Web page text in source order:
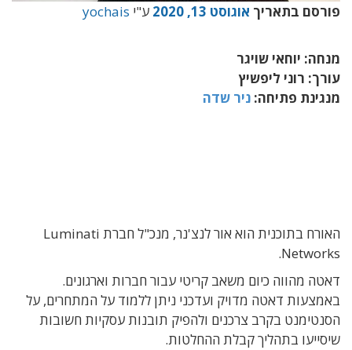
פורסם בתאריך אוגוסט 13, 2020 ע"י yochais
מנחה: יוחאי שויגר
עורך: רוני ליפשיץ
מנגינת פתיחה: ניר שדה
האורח בתוכנית הוא אור לנצ'נר, מנכ"ל חברת Luminati
Networks.
דאטה מהווה כיום משאב קריטי עבור חברות וארגונים.
באמצעות דאטה מדויק ועדכני ניתן ללמוד על המתחרים, על
הסנטימנט בקרב צרכנים ולהפיק תובנות עסקיות חשובות
שיסייעו בתהליך קבלת ההחלטות.